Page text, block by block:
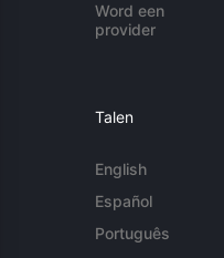
Word een
provider
Talen
English
Español
Português